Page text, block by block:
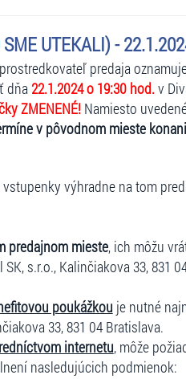
UTEKALI) -
predaja
dňa22.1.2024 o 19:30 hod.v
ZMENENÉ! Namiesto
v pôvodnom mieste
výhradne na tom
predajnom mieste, ich môžu
s.r.o., Kalinčiakova 33, 831
poukážkou je nutné
33, 831 04 Bratislava.
internetu, môže
nasledujúcich podmienok: